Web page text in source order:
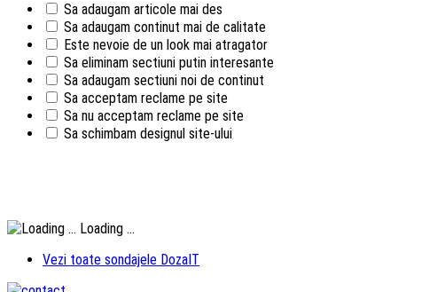
Sa adaugam articole mai des
Sa adaugam continut mai de calitate
Este nevoie de un look mai atragator
Sa eliminam sectiuni putin interesante
Sa adaugam sectiuni noi de continut
Sa acceptam reclame pe site
Sa nu acceptam reclame pe site
Sa schimbam designul site-ului
Loading ...
Vezi toate sondajele DozaIT